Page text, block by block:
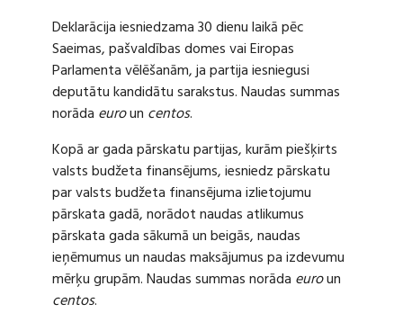
Deklarācija iesniedzama 30 dienu laikā pēc
Saeimas, pašvaldības domes vai Eiropas
Parlamenta vēlēšanām, ja partija iesniegusi
deputātu kandidātu sarakstus. Naudas summas
norāda euroun centos.
Kopā ar gada pārskatu partijas, kurām piešķirts
valsts budžeta finansējums, iesniedz pārskatu
par valsts budžeta finansējuma izlietojumu
pārskata gadā, norādot naudas atlikumus
pārskata gada sākumā un beigās, naudas
ieņēmumus un naudas maksājumus pa izdevumu
mērķu grupām. Naudas summas norāda euroun
centos.